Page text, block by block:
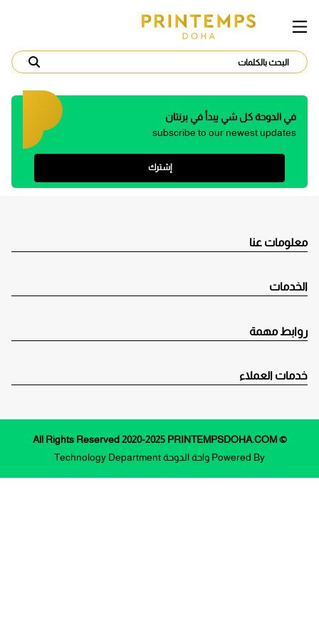
في الدوحة كل شي يبدأ في برنتان
subscribe to our newest updates
إشترك
معلومات عنا
الخدمات
روابط مهمة
خدمات العملاء
© All Rights Reserved 2020-2025 PRINTEMPSDOHA.COM
Powered By واحة الدوحة